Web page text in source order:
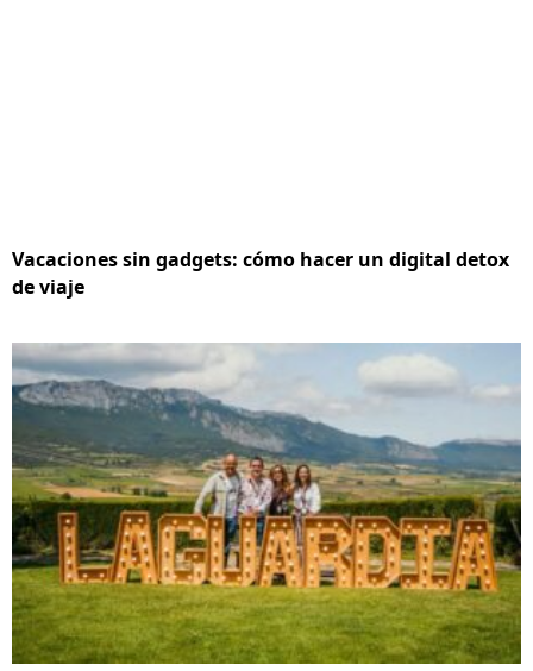
Vacaciones sin gadgets: cómo hacer un digital detox
de viaje